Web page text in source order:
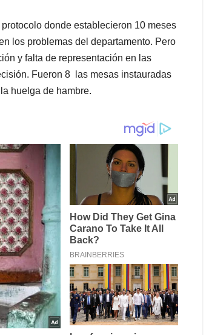
donde establecieron 10 meses
los problemas del departamento. Pero
y falta de representación en las
Fueron 8 las mesas instauradas
huelga de hambre.